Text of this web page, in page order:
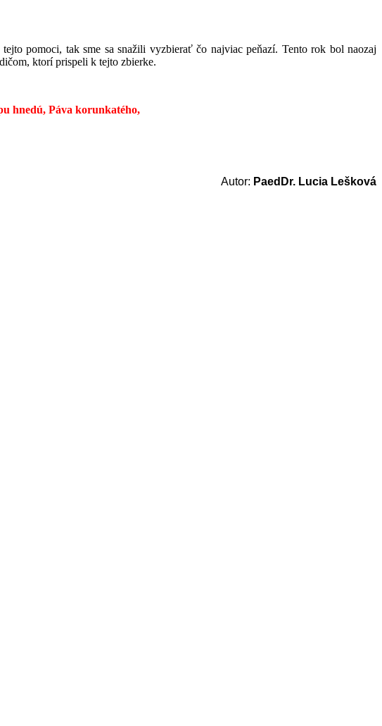
pomoci, tak sme sa snažili vyzbierať čo najviac peňazí. Tento rok bol naozaj
ktorí prispeli k tejto zbierke.
hnedú, Páva korunkatého,
Autor: PaedDr. Lucia Lešková